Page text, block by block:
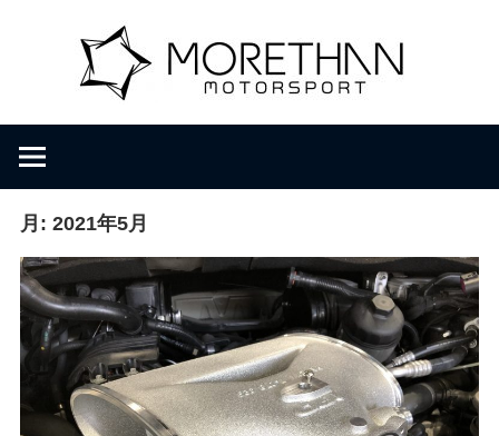
ツ
o
r
e
t
h
D
r
m
b
a
c
月: 2021年5月